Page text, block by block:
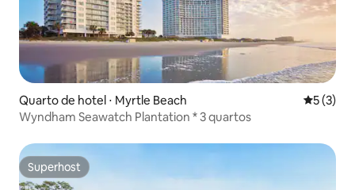
Quarto de hotel ⋅ Myrtle Beach 5 de
5 (3)
Wyndham Seawatch Plantation * 3 quartos
Superhost
Superhost